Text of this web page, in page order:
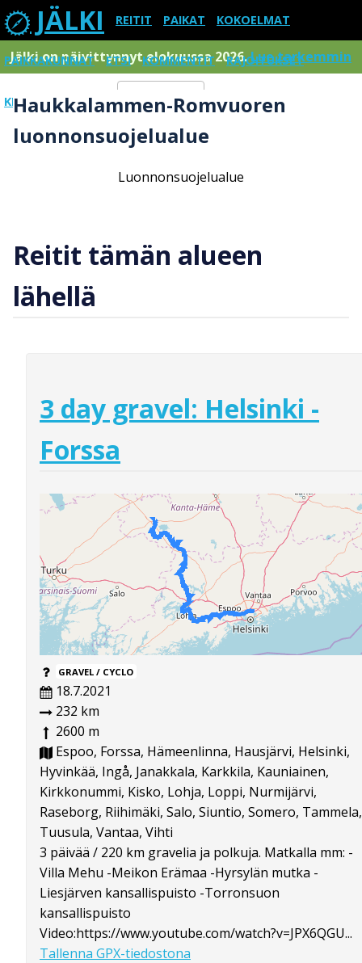
JÄLKI REITIT PAIKAT KOKOELMAT
PAIKKAKUNNAT ETSI KOMMENTIT RAJOITUKSET
KIRJAUDU SISÄÄN Menu
Jälki on päivittynnyt elokuussa 2026.Lue tarkemmin
Haukkalammen-Romvuoren
luonnonsuojelualue
Luonnonsuojelualue
Reitit tämän alueen
lähellä
3 day gravel: Helsinki -
Forssa
GRAVEL / CYCLO
18.7.2021
232 km
2600 m
Espoo, Forssa, Hämeenlinna, Hausjärvi, Helsinki,
Hyvinkää, Ingå, Janakkala, Karkkila, Kauniainen,
Kirkkonummi, Kisko, Lohja, Loppi, Nurmijärvi,
Raseborg, Riihimäki, Salo, Siuntio, Somero, Tammela,
Tuusula, Vantaa, Vihti
3 päivää / 220 km gravelia ja polkuja. Matkalla mm: -
Villa Mehu -Meikon Erämaa -Hyrsylän mutka -
Liesjärven kansallispuisto -Torronsuon
kansallispuisto
Video:https://www.youtube.com/watch?v=JPX6QGU...
Tallenna GPX-tiedostona